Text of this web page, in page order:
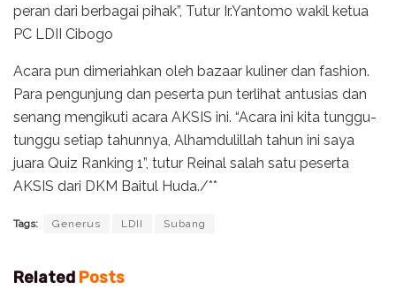
peran dari berbagai pihak”, Tutur Ir.Yantomo wakil ketua
PC LDII Cibogo
Acara pun dimeriahkan oleh bazaar kuliner dan fashion.
Para pengunjung dan peserta pun terlihat antusias dan
senang mengikuti acara AKSIS ini. “Acara ini kita tunggu-
tunggu setiap tahunnya, Alhamdulillah tahun ini saya
juara Quiz Ranking 1”, tutur Reinal salah satu peserta
AKSIS dari DKM Baitul Huda./**
Tags: Generus LDII Subang
Related Posts